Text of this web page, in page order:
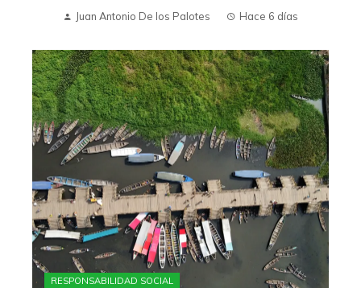
Juan Antonio De los Palotes Hace 6 días
RESPONSABILIDAD SOCIAL